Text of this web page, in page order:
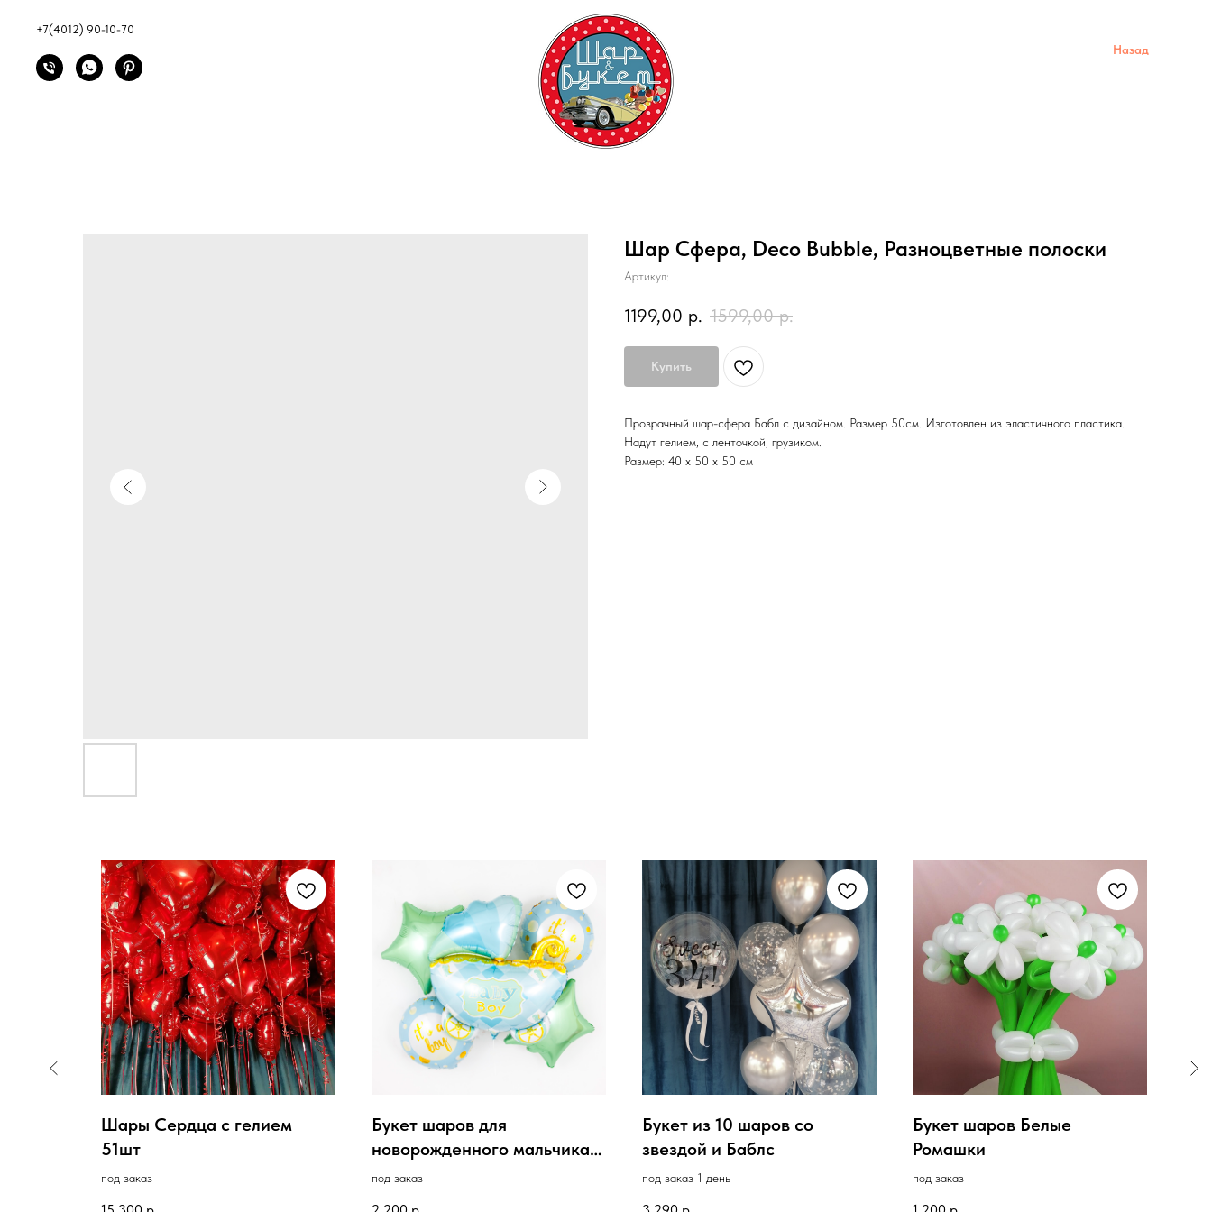
+7(4012) 90-10-70
Назад
Шар Сфера, Deco Bubble, Разноцветные полоски
Артикул:
1199,00 р. 1599,00 р.
Купить
Прозрачный шар-сфера Бабл с дизайном. Размер 50см. Изготовлен из эластичного пластика.
Надут гелием, с ленточкой, грузиком.
Размер: 40 х 50 х 50 см
Шары Сердца с гелием
51шт
под заказ
Букет шаров для
новорожденного мальчика,
Коляска
под заказ
Букет из 10 шаров со
звездой и Баблс
под заказ 1 день
Букет шаров Белые
Ромашки
под заказ